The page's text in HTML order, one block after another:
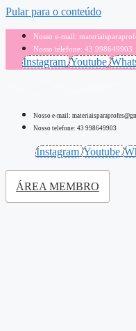
Pular para o conteúdo
Nosso e-mail:
Nosso telefone: 43 998649903
Instagram Youtube
Nosso e-mail:
Nosso telefone: 43 998649903
Instagram Youtube
ÁREA MEMBRO